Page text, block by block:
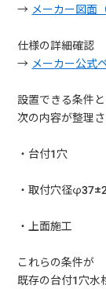
→ メーカー図面（
仕様の詳細確認
→ メーカー公式
設置できる条件
次の内容が整理さ
・台付1穴
・取付穴径
・上面施工
これらの条件が
既存の台付1穴水